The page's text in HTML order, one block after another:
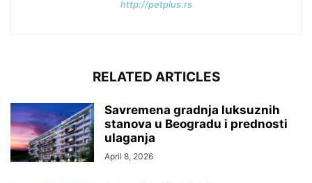
http://petplus.rs
RELATED ARTICLES
Savremena gradnja luksuznih
stanova u Beogradu i prednosti
ulaganja
April 8, 2026